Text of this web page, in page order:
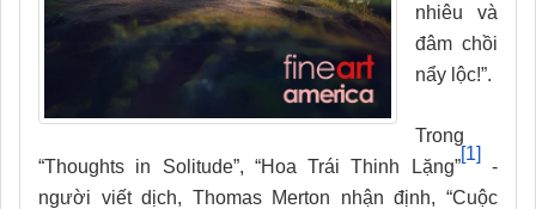
nhiêu và
đâm chồi
nẩy lộc!”.
Trong
“Thoughts in Solitude”, “Hoa Trái Thinh Lặng”
[1]
-
người viết dịch, Thomas Merton nhận định, “Cuộc